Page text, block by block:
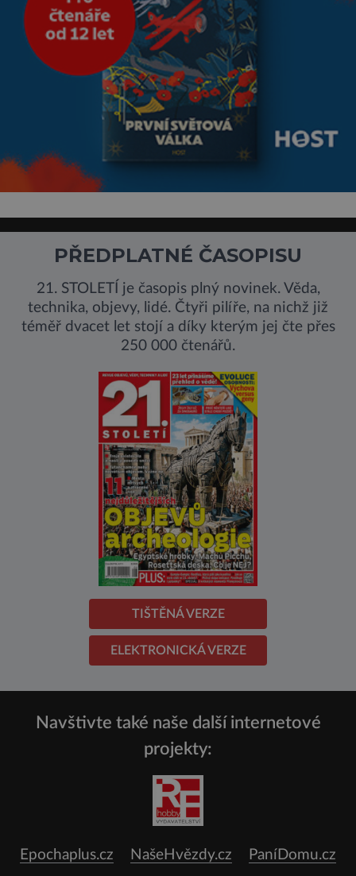
PŘEDPLATNÉ ČASOPISU
21. STOLETÍ je časopis plný novinek. Věda,
technika, objevy, lidé. Čtyři pilíře, na nichž již
téměř dvacet let stojí a díky kterým jej čte přes
250 000 čtenářů.
TIŠTĚNÁ VERZE
ELEKTRONICKÁ VERZE
Navštivte také naše další internetové
projekty:
Epochaplus.cz NašeHvězdy.cz PaníDomu.cz